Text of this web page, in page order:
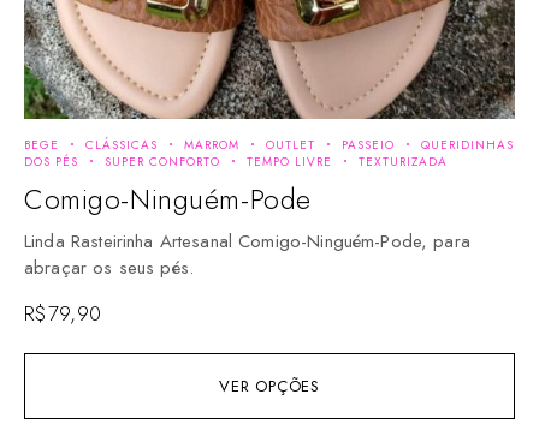
VER OPÇÕES
BEGE CLÁSSICAS MARROM OUTLET PASSEIO
QUERIDINHAS
DOS PÉS
SUPER CONFORTO TEMPO LIVRE TEXTURIZADA
Comigo-Ninguém-Pode
Linda Rasteirinha Artesanal Comigo-Ninguém-Pode, para
abraçar os seus pés.
R$79,90